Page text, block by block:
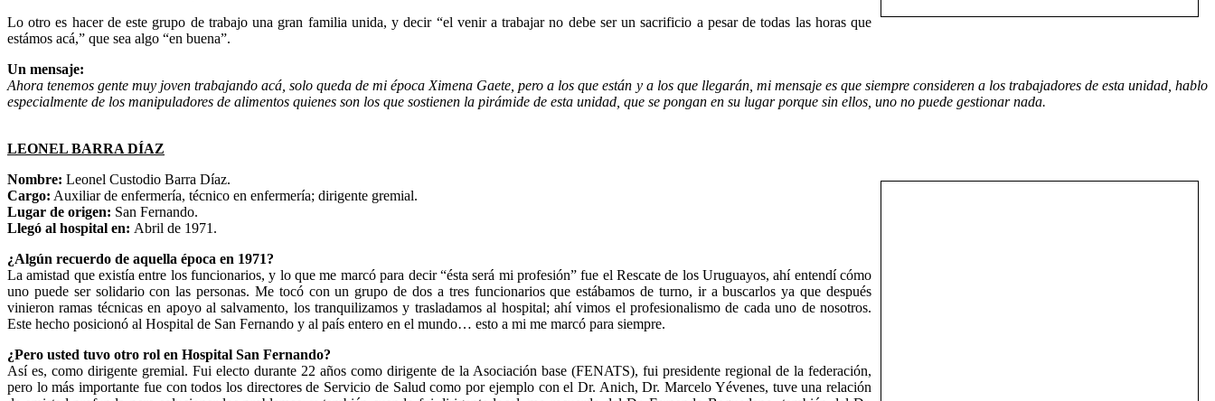
Lo otro es hacer de este grupo de trabajo una gran familia unida, y decir “el venir a trabajar no debe ser un sacrificio a pesar de todas las horas que
estámos acá,” que sea algo “en buena”.
Un mensaje:
Ahora tenemos gente muy joven trabajando acá, solo queda de mi época Ximena Gaete, pero a los que están y a los que llegarán, mi mensaje es que siempre consideren a los trabajadores de esta unidad, hablo
especialmente de los manipuladores de alimentos quienes son los que sostienen la pirámide de esta unidad, que se pongan en su lugar porque sin ellos, uno no puede gestionar nada.
LEONEL BARRA DÍAZ
Nombre: Leonel Custodio Barra Díaz.
Cargo: Auxiliar de enfermería, técnico en enfermería; dirigente gremial.
Lugar de origen: San Fernando.
Llegó al hospital en: Abril de 1971.
¿Algún recuerdo de aquella época en 1971?
La amistad que existía entre los funcionarios, y lo que me marcó para decir “ésta será mi profesión” fue el Rescate de los Uruguayos, ahí entendí cómo
uno puede ser solidario con las personas. Me tocó con un grupo de dos a tres funcionarios que estábamos de turno, ir a buscarlos ya que después
vinieron ramas técnicas en apoyo al salvamento, los tranquilizamos y trasladamos al hospital; ahí vimos el profesionalismo de cada uno de nosotros.
Este hecho posicionó al Hospital de San Fernando y al país entero en el mundo… esto a mi me marcó para siempre.
¿Pero usted tuvo otro rol en Hospital San Fernando?
Así es, como dirigente gremial. Fui electo durante 22 años como dirigente de la Asociación base (FENATS), fui presidente regional de la federación,
pero lo más importante fue con todos los directores de Servicio de Salud como por ejemplo con el Dr. Anich, Dr. Marcelo Yévenes, tuve una relación